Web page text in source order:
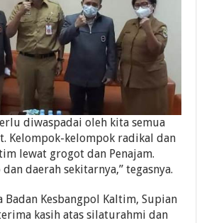
diwaspadai oleh kita semua
Kelompok-kelompok radikal dan
lewat grogot dan Penajam.
daerah sekitarnya,” tegasnya.
Badan Kesbangpol Kaltim, Supian
kasih atas silaturahmi dan